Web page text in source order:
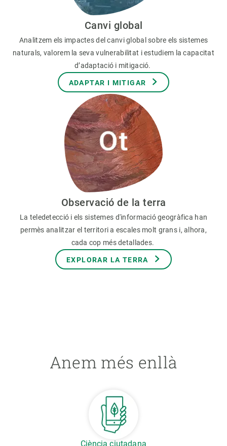
Canvi global
Analitzem els impactes del canvi global sobre els sistemes
naturals, valorem la seva vulnerabilitat i estudiem la capacitat
d’adaptació i mitigació.
ADAPTAR I MITIGAR
Observació de la terra
La teledetecció i els sistemes d'informació geogràfica han
permès analitzar el territori a escales molt grans i, alhora,
cada cop més detallades.
EXPLORAR LA TERRA
Anem més enllà
Ciència ciutadana